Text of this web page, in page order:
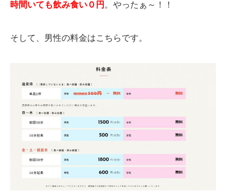
時間いても飲み食い０円 。やったぁ～！！
そして、男性の料金はこちらです。